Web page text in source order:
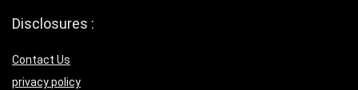
Disclosures :
Contact Us
privacy policy